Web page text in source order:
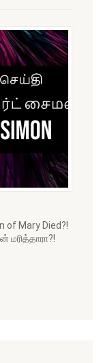
of Mary Died?!
மரித்தாரா?!